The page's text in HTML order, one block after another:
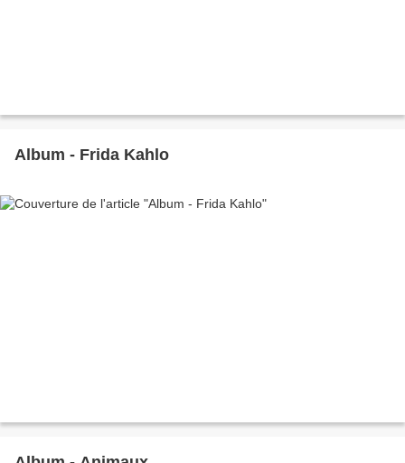
Album - Frida Kahlo